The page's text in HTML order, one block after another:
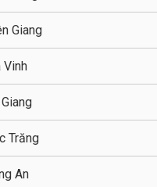
Giang
Vinh
Trăng
An